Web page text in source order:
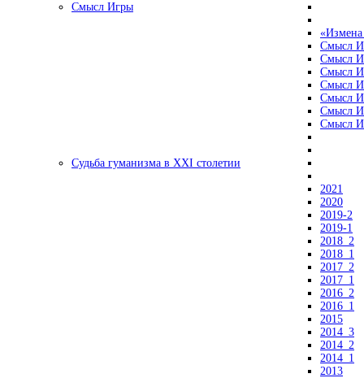
Смысл Игры
«Измена
Смысл
Смысл
Смысл
Смысл
Смысл
Смысл
Смысл
Судьба гуманизма в XXI столетии
2021
2020
2019-2
2019-1
2018_2
2018_1
2017_2
2017_1
2016_2
2016_1
2015
2014_3
2014_2
2014_1
2013